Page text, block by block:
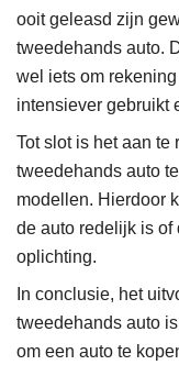
ooit geleasd zijn
tweedehands auto.
wel iets om
intensiever gebruikt
Tot slot is het aan te
tweedehands auto
modellen. Hierdoor
de auto redelijk is of
oplichting.
In conclusie, het
tweedehands auto
om een auto te